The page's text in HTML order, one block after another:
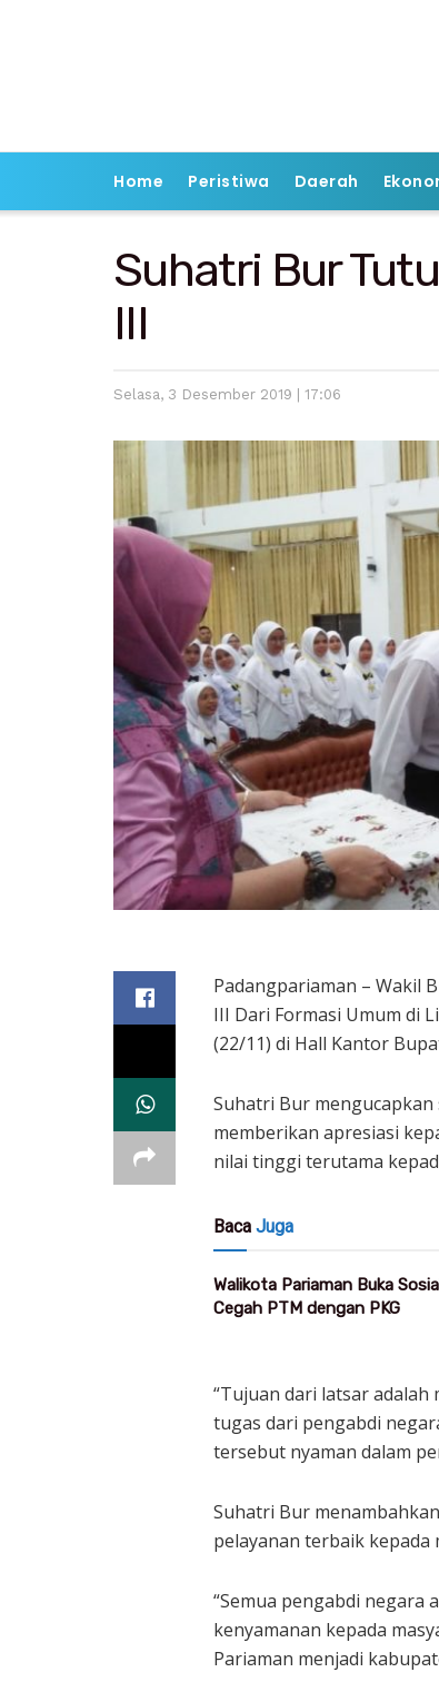
Home Peristiwa Daerah
Suhatri Bur
III
Selasa, 3 Desember 2019 | 17:06
Padangpariaman – Wakil
III Dari Formasi Umum di
(22/11) di Hall Kantor
Suhatri Bur
memberikan apresiasi
nilai tinggi terutama
Baca Juga
Walikota Pariaman Buka
Cegah PTM dengan PKG
“Tujuan dari latsar
tugas dari pengabdi
tersebut nyaman dalam
Suhatri Bur
pelayanan terbaik kepada
“Semua pengabdi negara
kenyamanan kepada
Pariaman menjadi